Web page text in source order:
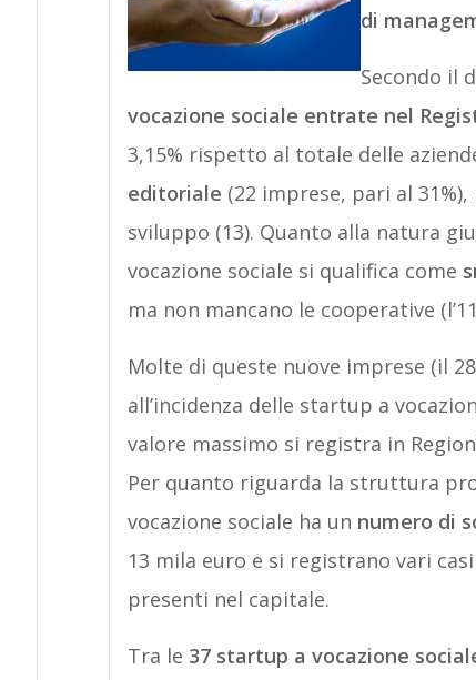
di
Secondo il
vocazione sociale entrate nel
3,15% rispetto al totale delle
editoriale (22 imprese, pari al
sviluppo (13). Quanto alla natura
vocazione sociale si qualifica come
ma non mancano le cooperative
Molte di queste nuove imprese (il
all’incidenza delle startup a
valore massimo si registra in
Per quanto riguarda la struttura
vocazione sociale ha un numero di
13 mila euro e si registrano vari
presenti nel capitale.
Tra le 37 startup a vocazione